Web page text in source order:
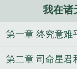
我在诸天轮
我在诸天轮
天轮回封神主角
是谁 我在诸天
我在诸
第一章 终究意难
第二章 司命星君